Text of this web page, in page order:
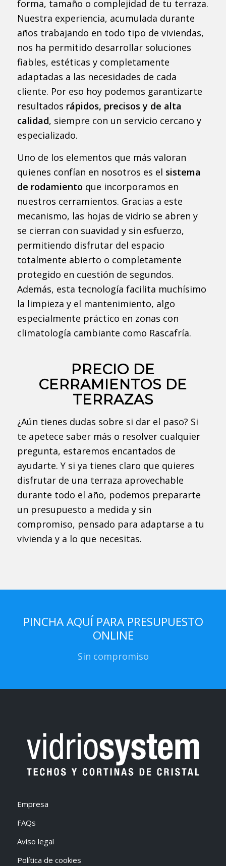
forma, tamaño o complejidad de tu terraza.
Nuestra experiencia, acumulada durante
años trabajando en todo tipo de viviendas,
nos ha permitido desarrollar soluciones
fiables, estéticas y completamente
adaptadas a las necesidades de cada
cliente. Por eso hoy podemos garantizarte
resultados rápidos, precisos y de alta
calidad, siempre con un servicio cercano y
especializado.
Uno de los elementos que más valoran
quienes confían en nosotros es el sistema
de rodamiento que incorporamos en
nuestros cerramientos. Gracias a este
mecanismo, las hojas de vidrio se abren y
se cierran con suavidad y sin esfuerzo,
permitiendo disfrutar del espacio
totalmente abierto o completamente
protegido en cuestión de segundos.
Además, esta tecnología facilita muchísimo
la limpieza y el mantenimiento, algo
especialmente práctico en zonas con
climatología cambiante como Rascafría.
PRECIO DE
CERRAMIENTOS DE
TERRAZAS
¿Aún tienes dudas sobre si dar el paso? Si
te apetece saber más o resolver cualquier
pregunta, estaremos encantados de
ayudarte. Y si ya tienes claro que quieres
disfrutar de una terraza aprovechable
durante todo el año, podemos prepararte
un presupuesto a medida y sin
compromiso, pensado para adaptarse a tu
vivienda y a lo que necesitas.
PINCHA AQUÍ PARA PRESUPUESTO
ONLINE
Sin compromiso
Empresa
FAQs
Aviso legal
Política de cookies